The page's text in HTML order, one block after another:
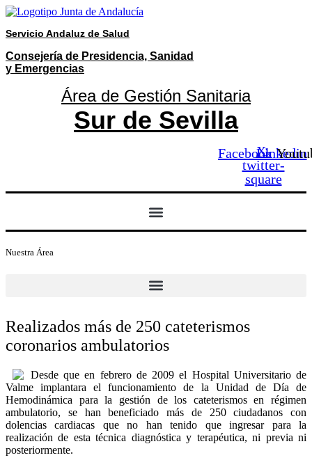
Ir
contenido
Servicio Andaluz de Salud
Consejería de Presidencia, Sanidad
y Emergencias
Área de Gestión Sanitaria
Sur de Sevilla
Facebook
X-
twitter-
square
Linkedin
Nuestra Área
Realizados más de 250 cateterismos
coronarios ambulatorios
Desde que en febrero de 2009 el Hospital Universitario de
Valme implantara el funcionamiento de la Unidad de Día de
Hemodinámica para la gestión de los cateterismos en régimen
ambulatorio, se han beneficiado más de 250 ciudadanos con
dolencias cardiacas que no han tenido que ingresar para la
realización de esta técnica diagnóstica y terapéutica, ni previa ni
posteriormente.